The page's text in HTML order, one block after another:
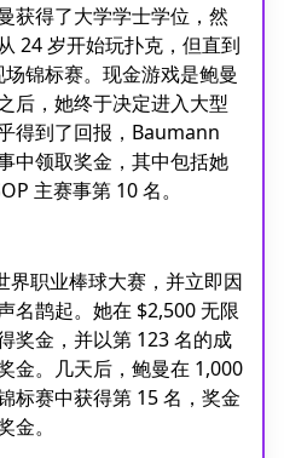
获得了大学学士学位，然
24 岁开始玩扑克，但直到
锦标赛。现金游戏是鲍曼
后，她终于决定进入大型
得到了回报，Baumann
中领取奖金，其中包括她
主赛事第 10 名。
界职业棒球大赛，并立即因
名鹊起。她在 $2,500 无限
奖金，并以第 123 名的成
金。几天后，鲍曼在 1,000
标赛中获得第 15 名，奖金
。